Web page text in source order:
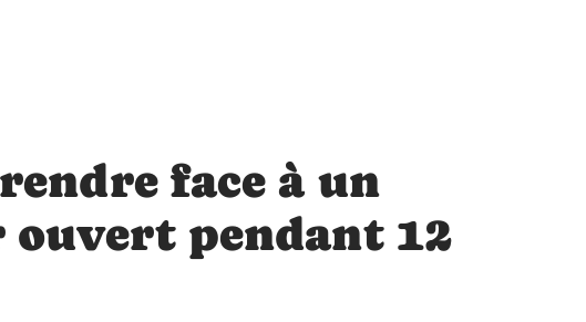
face à un
ouvert pendant 12